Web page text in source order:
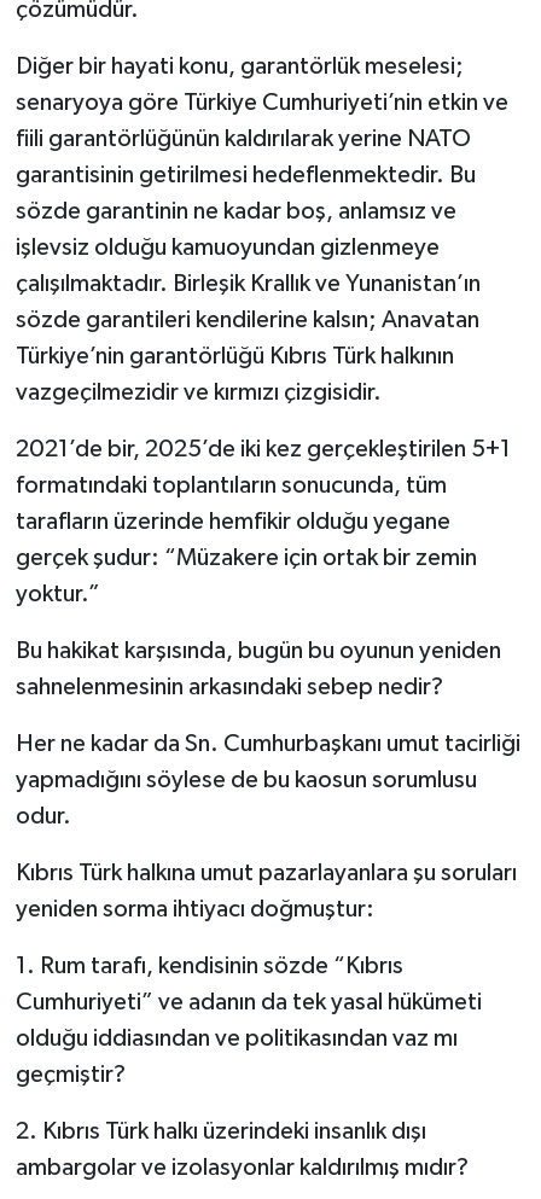
çözümüdür.
Diğer bir hayati konu, garantörlük meselesi;
senaryoya göre Türkiye Cumhuriyeti’nin etkin ve
fiili garantörlüğünün kaldırılarak yerine NATO
garantisinin getirilmesi hedeflenmektedir. Bu
sözde garantinin ne kadar boş, anlamsız ve
işlevsiz olduğu kamuoyundan gizlenmeye
çalışılmaktadır. Birleşik Krallık ve Yunanistan’ın
sözde garantileri kendilerine kalsın; Anavatan
Türkiye’nin garantörlüğü Kıbrıs Türk halkının
vazgeçilmezidir ve kırmızı çizgisidir.
2021’de bir, 2025’de iki kez gerçekleştirilen 5+1
formatındaki toplantıların sonucunda, tüm
tarafların üzerinde hemfikir olduğu yegane
gerçek şudur: “Müzakere için ortak bir zemin
yoktur.”
Bu hakikat karşısında, bugün bu oyunun yeniden
sahnelenmesinin arkasındaki sebep nedir?
Her ne kadar da Sn. Cumhurbaşkanı umut tacirliği
yapmadığını söylese de bu kaosun sorumlusu
odur.
Kıbrıs Türk halkına umut pazarlayanlara şu soruları
yeniden sorma ihtiyacı doğmuştur:
1. Rum tarafı, kendisinin sözde “Kıbrıs
Cumhuriyeti” ve adanın da tek yasal hükümeti
olduğu iddiasından ve politikasından vaz mı
geçmiştir?
2. Kıbrıs Türk halkı üzerindeki insanlık dışı
ambargolar ve izolasyonlar kaldırılmış mıdır?